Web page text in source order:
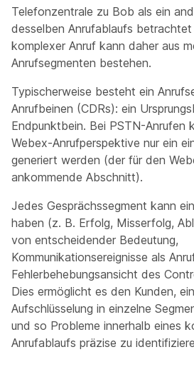
Telefonzentrale zu Bob als ein
desselben Anrufablaufs betrachtet
komplexer Anruf kann daher aus
Anrufsegmenten bestehen.
Typischerweise besteht ein
Anrufbeinen (CDRs): ein
Endpunktbein. Bei PSTN-Anrufen
Webex-Anrufperspektive nur ein
generiert werden (der für den
ankommende Abschnitt).
Jedes Gesprächssegment kann
haben (z. B. Erfolg, Misserfolg,
von entscheidender Bedeutung,
Kommunikationsereignisse als
Fehlerbehebungsansicht des
Dies ermöglicht es den Kunden,
Aufschlüsselung in einzelne
und so Probleme innerhalb eines
Anrufablaufs präzise zu